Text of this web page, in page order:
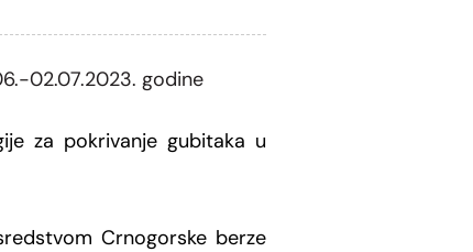
02.07.2023. godine
za pokrivanje gubitaka u
Crnogorske berze